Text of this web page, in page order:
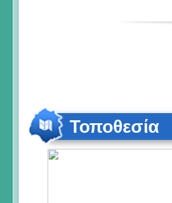
Τοποθεσία